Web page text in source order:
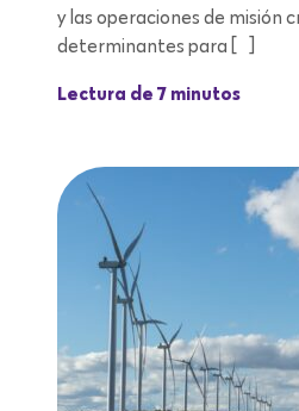
y las operaciones de misión
determinantes para […]
Lectura de 7 minutos